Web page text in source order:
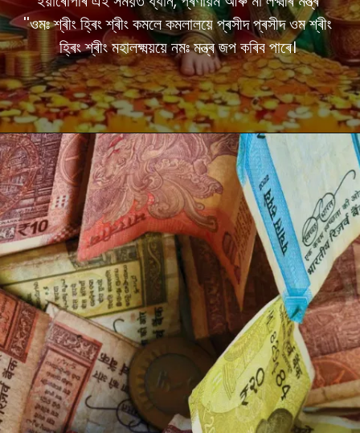
''ওমঃ শ্ৰীং হ্ৰিং শ্ৰীং কমলে কমলালয়ে প্ৰসীদ প্ৰসীদ ওম শ্ৰীং
হ্ৰিং শ্ৰীং মহালক্ষ্ময়য়ে নমঃ মন্ত্ৰ জপ কৰিব পাৰে।